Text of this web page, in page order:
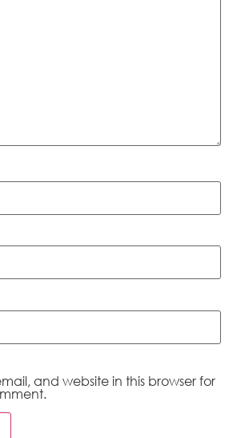
and website in this browser for